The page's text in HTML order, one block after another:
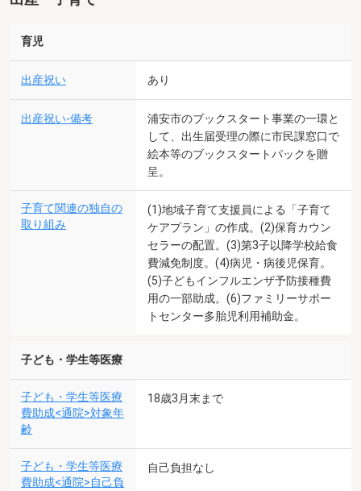
育児
出産祝い あり
出産祝い-備考
浦安市のブックスタート事業の一環と
して、出生届受理の際に市民課窓口で
絵本等のブックスタートパックを贈
呈。
子育て関連の独自の
取り組み
(1)地域子育て支援員による「子育て
ケアプラン」の作成。(2)保育カウン
セラーの配置。(3)第3子以降学校給食
費減免制度。(4)病児・病後児保育。
(5)子どもインフルエンザ予防接種費
用の一部助成。(6)ファミリーサポー
トセンター多胎児利用補助金。
子ども・学生等医療
子ども・学生等医療
費助成<通院>対象年
齢
18歳3月末まで
子ども・学生等医療
費助成<通院>自己負
自己負担なし